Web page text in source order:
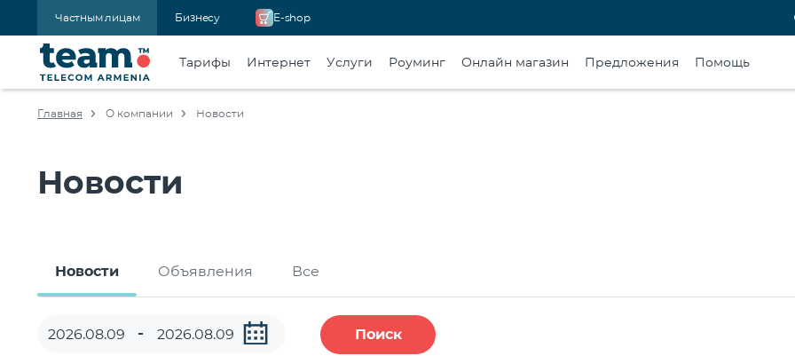
Частным лицам Бизнесу E-shop
Тарифы Интернет Услуги Роуминг Онлайн магазин Предложения Помощь
Главная О компании Новости
Новости
Новости Объявления Все
Поиск